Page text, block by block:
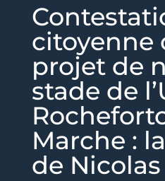
citoyenne
projet de
stade de
Marche :
de